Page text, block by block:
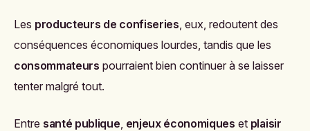
Les producteurs de confiseries, eux, redoutent des
conséquences économiques lourdes, tandis que les
consommateurs pourraient bien continuer à se laisser
tenter malgré tout.
Entre santé publique, enjeux économiques et plaisir